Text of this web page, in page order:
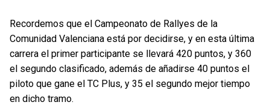
Recordemos que el Campeonato de Rallyes de la
Comunidad Valenciana está por decidirse, y en esta última
carrera el primer participante se llevará 420 puntos, y 360
el segundo clasificado, además de añadirse 40 puntos el
piloto que gane el TC Plus, y 35 el segundo mejor tiempo
en dicho tramo.